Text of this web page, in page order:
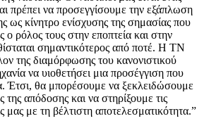
πρέπει να προσεγγίσουμε την εξάπλωση
ως κίνητρο ενίσχυσης της σημασίας που
ρόλος τους στην εποπτεία και στην
σημαντικότερος από ποτέ. Η ΤΝ
της διαμόρφωσης του κανονιστικού
να υιοθετήσει μια προσέγγιση που
Έτσι, θα μπορέσουμε να ξεκλειδώσουμε
της απόδοσης και να στηρίξουμε τις
μας με τη βέλτιστη αποτελεσματικότητα.”